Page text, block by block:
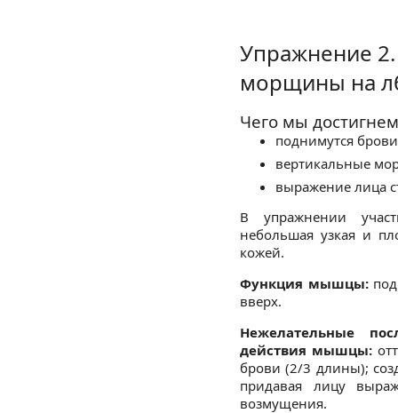
Упражнение
морщины на
Чего мы
поднимутся
вертикальные
выражение лица
В упражнении
небольшая узкая и
кожей.
Функция мышцы:
вверх.
Нежелательные
действия мышцы:
брови (2/3 длины);
придавая лицу
возмущения.